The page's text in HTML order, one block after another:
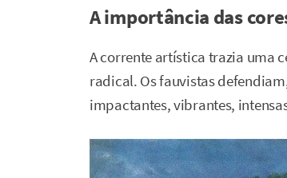
A importância das
A corrente artística trazia uma
radical. Os fauvistas
impactantes, vibrantes,